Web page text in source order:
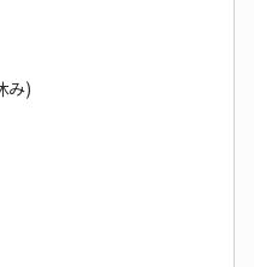
み)